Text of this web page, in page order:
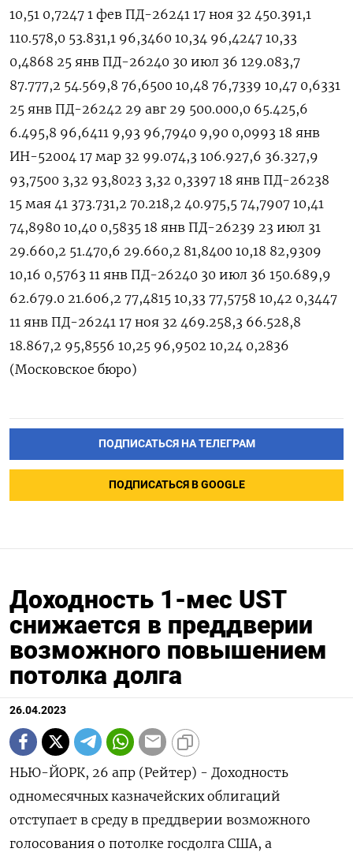
10,51 0,7247 1 фев ПД-26241 17 ноя 32 450.391,1
110.578,0 53.831,1 96,3460 10,34 96,4247 10,33
0,4868 25 янв ПД-26240 30 июл 36 129.083,7
87.777,2 54.569,8 76,6500 10,48 76,7339 10,47 0,6331
25 янв ПД-26242 29 авг 29 500.000,0 65.425,6
6.495,8 96,6411 9,93 96,7940 9,90 0,0993 18 янв
ИН-52004 17 мар 32 99.074,3 106.927,6 36.327,9
93,7500 3,32 93,8023 3,32 0,3397 18 янв ПД-26238
15 мая 41 373.731,2 70.218,2 40.975,5 74,7907 10,41
74,8980 10,40 0,5835 18 янв ПД-26239 23 июл 31
29.660,2 51.470,6 29.660,2 81,8400 10,18 82,9309
10,16 0,5763 11 янв ПД-26240 30 июл 36 150.689,9
62.679.0 21.606,2 77,4815 10,33 77,5758 10,42 0,3447
11 янв ПД-26241 17 ноя 32 469.258,3 66.528,8
18.867,2 95,8556 10,25 96,9502 10,24 0,2836
(Московское бюро)
ПОДПИСАТЬСЯ НА ТЕЛЕГРАМ
ПОДПИСАТЬСЯ В GOOGLE
Доходность 1-мес UST
снижается в преддверии
возможного повышением
потолка долга
26.04.2023
НЬЮ-ЙОРК, 26 апр (Рейтер) - Доходность
одномесячных казначейских облигаций
отступает в среду в преддверии возможного
голосования о потолке госдолга США, а